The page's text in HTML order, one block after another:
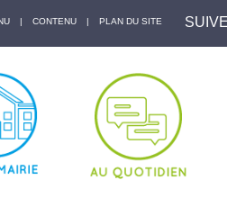
| CONTENU | PLAN DU SITE